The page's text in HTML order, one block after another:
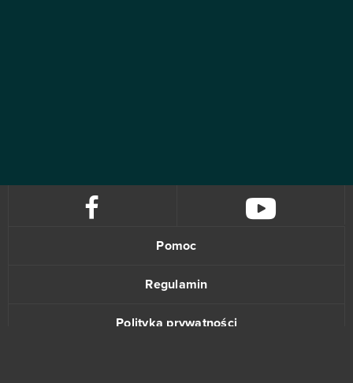
Pomoc
Regulamin
Polityka prywatności